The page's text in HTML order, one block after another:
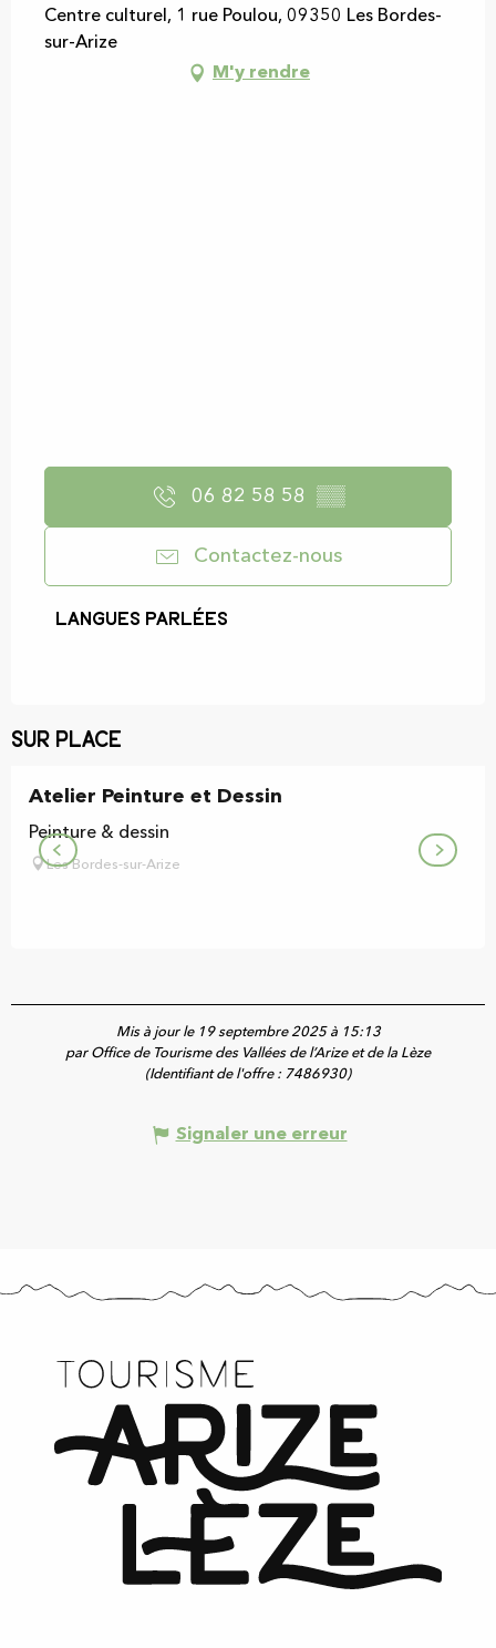
Centre culturel, 1 rue Poulou, 09350 Les Bordes-
sur-Arize
M'y rendre
06 82 58 58 ▒▒
Contactez-nous
Langues parlées
Langues parlées
Sur place
Atelier Peinture et Dessin
Peinture & dessin
Les Bordes-sur-Arize
Mis à jour le 19 septembre 2025 à 15:13
par Office de Tourisme des Vallées de l’Arize et de la Lèze
(Identifiant de l'offre : 7486930)
Signaler une erreur